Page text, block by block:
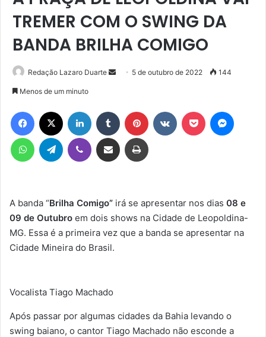
TREMER COM O SWING DA
BANDA BRILHA COMIGO
Redação Lazaro Duarte
Mande
mail
5 de outubro de 2022 144
Menos de um minuto
Facebook Linkedin Tumblr Pinterest Pocket
WhatsAppTelegram Viber Compartilhar via e-mail Imprimir
A banda “Brilha Comigo” irá se apresentar nos dias 08 e
09 de Outubro em dois shows na Cidade de Leopoldina-
MG. Essa é a primeira vez que a banda se apresentar na
Cidade Mineira do Brasil.
Vocalista Tiago Machado
Após passar por algumas cidades da Bahia levando o
swing baiano, o cantor Tiago Machado não esconde a